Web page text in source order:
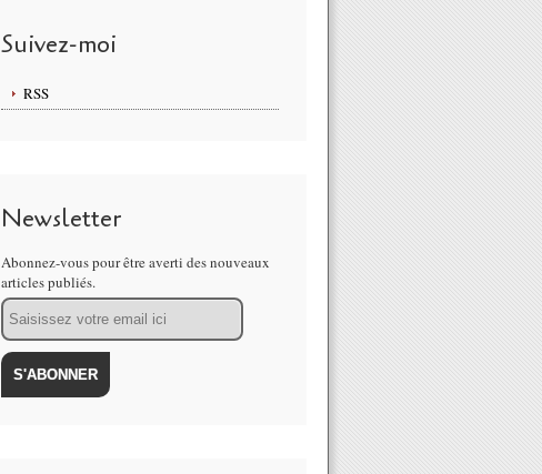
Suivez-moi
RSS
Newsletter
Abonnez-vous pour être averti des nouveaux
articles publiés.
Email